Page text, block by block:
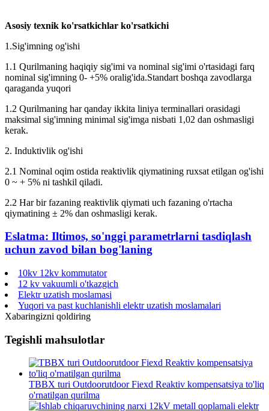
Asosiy texnik ko'rsatkichlar ko'rsatkichi
1.Sig'imning og'ishi
1.1 Qurilmaning haqiqiy sig'imi va nominal sig'imi o'rtasidagi farq
nominal sig'imning 0- +5% oralig'ida.Standart boshqa zavodlarga
qaraganda yuqori
1.2 Qurilmaning har qanday ikkita liniya terminallari orasidagi
maksimal sig'imning minimal sig'imga nisbati 1,02 dan oshmasligi
kerak.
2. Induktivlik og'ishi
2.1 Nominal oqim ostida reaktivlik qiymatining ruxsat etilgan og'ishi
0 ~ + 5% ni tashkil qiladi.
2.2 Har bir fazaning reaktivlik qiymati uch fazaning o'rtacha
qiymatining ± 2% dan oshmasligi kerak.
Eslatma: Iltimos, so'nggi parametrlarni tasdiqlash
uchun zavod bilan bog'laning
10kv 12kv kommutator
12 kv vakuumli o'tkazgich
Elektr uzatish moslamasi
Yuqori va past kuchlanishli elektr uzatish moslamalari
Xabaringizni qoldiring
Tegishli mahsulotlar
TBBX turi Outdoorutdoor Fiexd Reaktiv kompensatsiya to'liq
o'rnatilgan qurilma